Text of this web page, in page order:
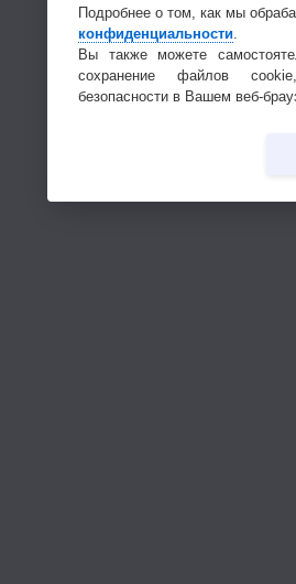
Подробнее о том, как мы
конфиденциальности.
Вы также можете
сохранение файлов
безопасности в Вашем веб-